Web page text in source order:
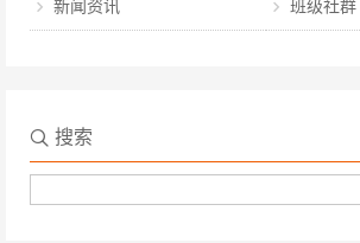
新闻资讯 班级社群
搜索